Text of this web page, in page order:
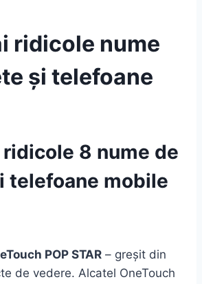
ridicole nume
și telefoane
8 nume de
telefoane mobile
POP STAR – greșit din
de vedere. Alcatel OneTouch